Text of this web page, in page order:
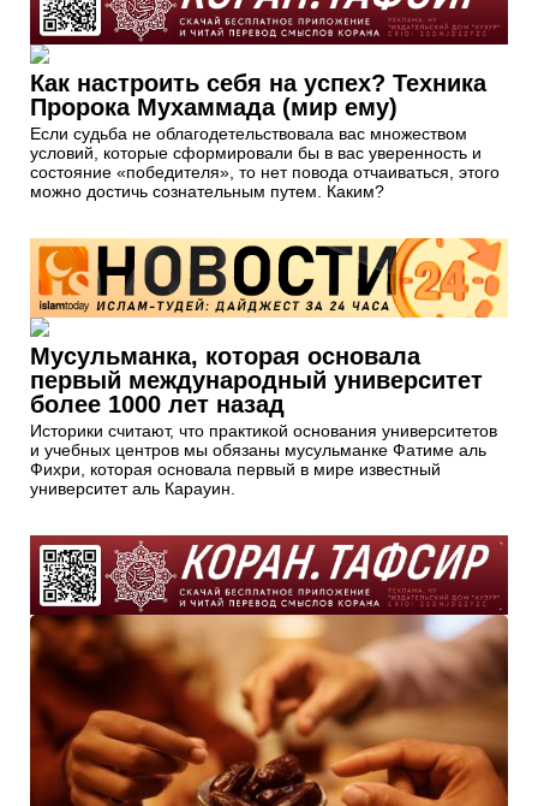
Как настроить себя на успех? Техника
Пророка Мухаммада (мир ему)
Если судьба не облагодетельствовала вас множеством
условий, которые сформировали бы в вас уверенность и
состояние «победителя», то нет повода отчаиваться, этого
можно достичь сознательным путем. Каким?
Мусульманка, которая основала
первый международный университет
более 1000 лет назад
Историки считают, что практикой основания университетов
и учебных центров мы обязаны мусульманке Фатиме аль
Фихри, которая основала первый в мире известный
университет аль Карауин.